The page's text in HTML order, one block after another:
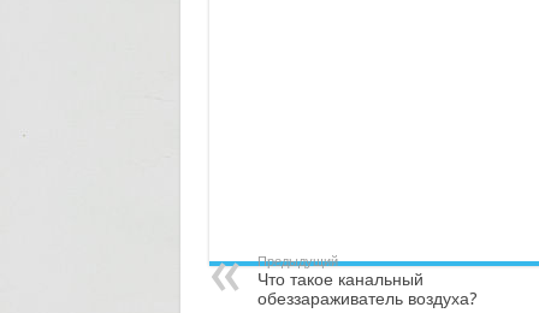
Предыдущий
Что такое канальный
обеззараживатель воздуха?